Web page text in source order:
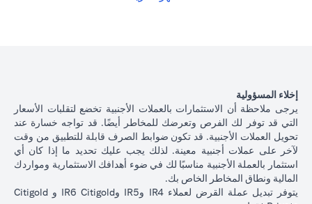
القروض
التجارية
ياباني بسعر 105 دولار أمريكي / ين ياباني ( سعر العميل)
دولار أمريكي * 105 = 10,500,000 ين ياباني)
أصل
مبلغ
القرض +
الفائدة
بعد 1
إذا استمريت في قرض بالدولار الأمريكي، على أساس سعر
2.00٪ سنويًا، فسيكون أصل القرض + الفائدة بعد شهر واحد
100،166.67 دولار أمريكي.
الآن بعد أن قمت بتحويل قرضك بالدولار الأمريكي إلى قرض
الياباني بسعر 105 دولار أمريكي / ين ياباني، بناءً على سعر
إخلاء المسؤولية
يرجى ملاحظة أن الاستثمارات بالعملات الأجنبية تخضع لتقلبات الأسعار
التي قد توفر لك الفرص وتعرضك للمخاطر أيضًا. قد تواجه خسارة عند
تحويل العملات الأجنبية. قد تكون ضوابط الصرف قابلة للتطبيق من وقت
لآخر على عملات أجنبية معينة. لذلك يجب عليك تحديد ما إذا كان أي
استثمار بالعملة الأجنبية مناسبًا لك في ضوء أهدافك الاستثمارية ومواردك
المالية ونطاق المخاطر الخاص بك.
يتوفر تبديل عملة القرض لعملاء IR4 وIR5 وIR6 Citigold و Citigold